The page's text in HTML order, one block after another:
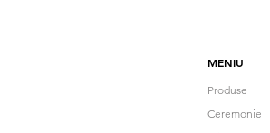
MENIU
Produse
Ceremonie